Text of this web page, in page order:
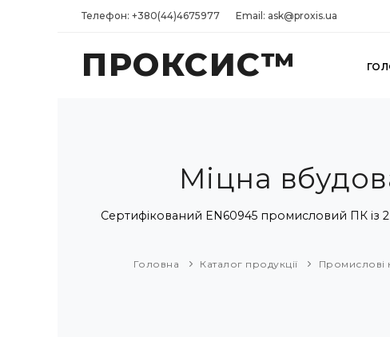
Телефон: +380(44)4675977 Email: ask@proxis.ua
ПРОКСИС™
Міцна
Сертифікований EN60945 промисловий ПК із
Головна Каталог продукції Промислові